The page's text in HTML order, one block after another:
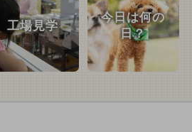
工場見学
今日は何の
日？